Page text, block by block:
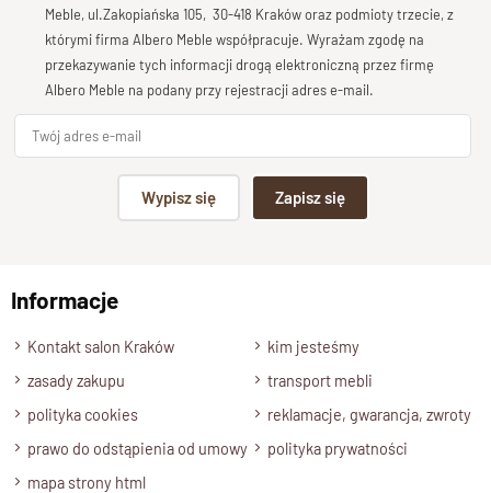
Głębokość
70 cm
Stan produktu
Zmontowany
Twoja opinia o produkcie
Podpis
Wyślij opinię
Meble, ul.Zakopiańska 105, 30-418 Kraków oraz podmioty trzecie, z
którymi firma Albero Meble współpracuje. Wyrażam zgodę na
przekazywanie tych informacji drogą elektroniczną przez firmę
Albero Meble na podany przy rejestracji adres e-mail.
Wypisz się Zapisz się
Informacje
Kontakt salon Kraków
kim jesteśmy
zasady zakupu
transport mebli
polityka cookies
reklamacje, gwarancja, zwroty
prawo do odstąpienia od umowy
polityka prywatności
mapa strony html